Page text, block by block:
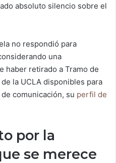
absoluto silencio sobre el
no respondió para
una
haber retirado a Tramo de
la UCLA disponibles para
comunicación, su perfil de
por la
se merece